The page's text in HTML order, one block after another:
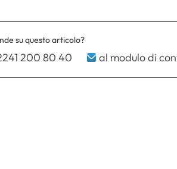
su questo articolo?
200 80 40 al modulo di